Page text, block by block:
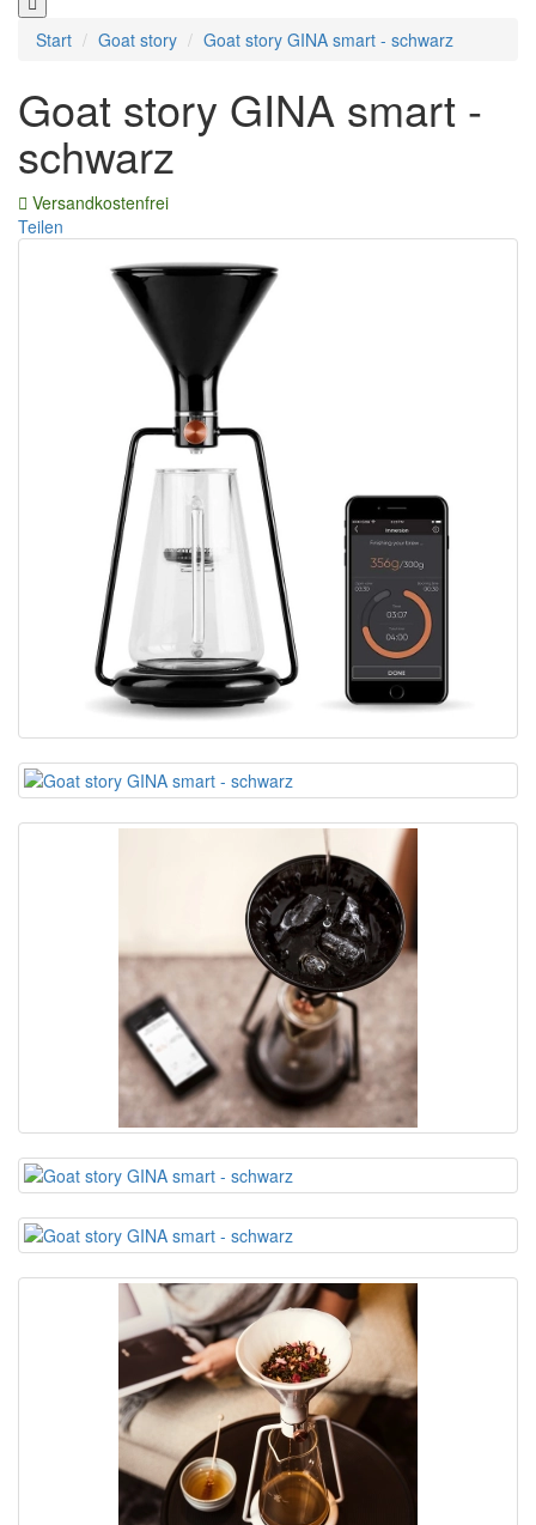
Start Goat story Goat story GINA smart - schwarz
Goat story GINA smart -
schwarz
Versandkostenfrei
Teilen